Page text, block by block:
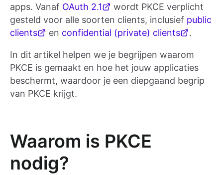
apps. Vanaf OAuth 2.1
wordt PKCE verplicht
gesteld voor alle soorten clients, inclusief public
clients
en confidential (private) clients .
In dit artikel helpen we je begrijpen waarom
PKCE is gemaakt en hoe het jouw applicaties
beschermt, waardoor je een diepgaand begrip
van PKCE krijgt.
Waarom is PKCE
nodig?